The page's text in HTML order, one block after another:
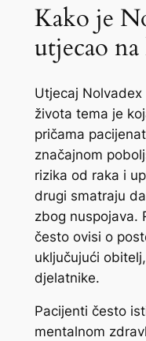
Kako je
utjecao
Utjecaj
života tema je
pričama
značajnom
rizika od raka i
drugi smatraju
zbog nuspojava.
često ovisi o
uključujući
djelatnike.
Pacijenti često
mentalnom